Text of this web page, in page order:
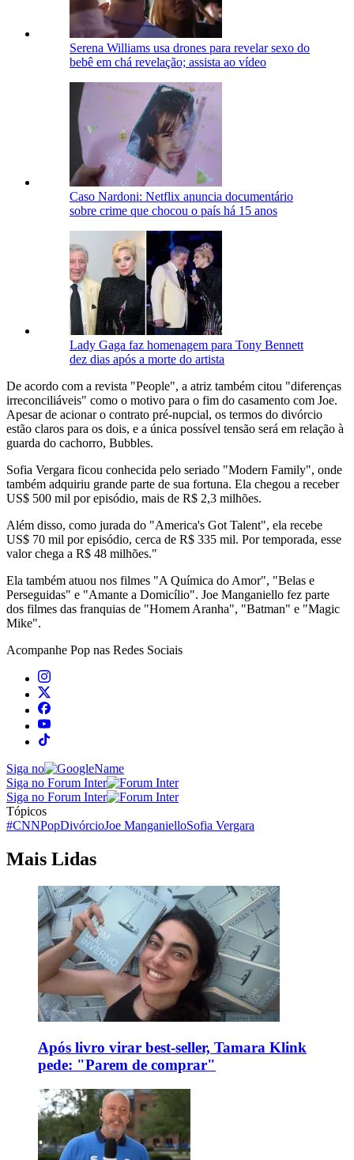
Serena Williams usa drones para revelar sexo do
bebê em chá revelação; assista ao vídeo
Caso Nardoni: Netflix anuncia documentário
sobre crime que chocou o país há 15 anos
Lady Gaga faz homenagem para Tony Bennett
dez dias após a morte do artista
De acordo com a revista "People", a atriz também citou "diferenças
irreconciliáveis" como o motivo para o fim do casamento com Joe.
Apesar de acionar o contrato pré-nupcial, os termos do divórcio
estão claros para os dois, e a única possível tensão será em relação à
guarda do cachorro, Bubbles.
Sofia Vergara ficou conhecida pelo seriado "Modern Family", onde
também adquiriu grande parte de sua fortuna. Ela chegou a receber
US$ 500 mil por episódio, mais de R$ 2,3 milhões.
Além disso, como jurada do "America's Got Talent", ela recebe
US$ 70 mil por episódio, cerca de R$ 335 mil. Por temporada, esse
valor chega a R$ 48 milhões."
Ela também atuou nos filmes "A Química do Amor", "Belas e
Perseguidas" e "Amante a Domicílio". Joe Manganiello fez parte
dos filmes das franquias de "Homem Aranha", "Batman" e "Magic
Mike".
Acompanhe Pop nas Redes Sociais
Siga no
Siga no Forum Inter
Siga no Forum Inter
Tópicos
#CNNPopDivórcioJoe ManganielloSofia Vergara
Mais Lidas
Após livro virar best-seller, Tamara Klink
pede: "Parem de comprar"